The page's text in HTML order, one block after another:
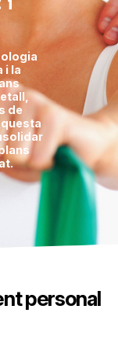
us d'una
en
les
i
ens
personal